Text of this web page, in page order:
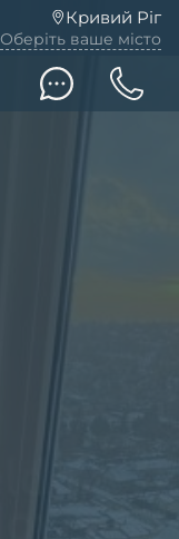
Кривий Ріг
Оберіть ваше місто